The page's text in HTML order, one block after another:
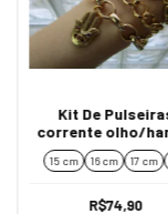
Kit De
corrente olho/
ouro
15 cm 16 cm 17 cm
R$74,90